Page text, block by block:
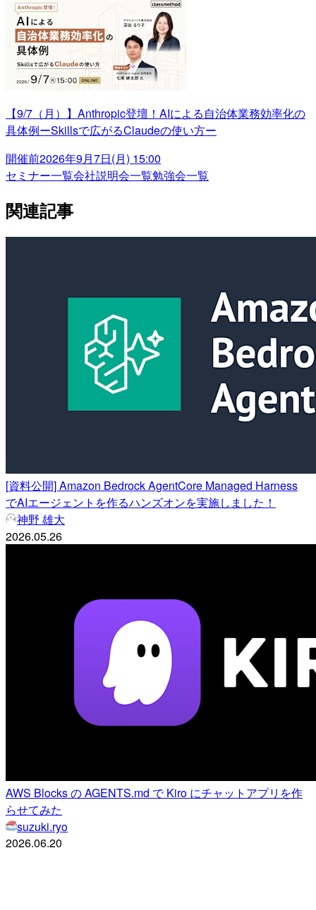
【9/7（月）】Anthropic登壇！AIによる自治体業務効率化の
具体例ーSkillsで広がるClaudeの使い方ー
開催前2026年9月7日(月) 15:00
セミナー一覧会社説明会一覧勉強会一覧
関連記事
[資料公開] Amazon Bedrock AgentCore Managed Harness
でAIエージェントを作るハンズオンを実施しました！
神野 雄大
2026.05.26
AWS Blocks の AGENTS.md で Kiro にチャットアプリを作
らせてみた
suzuki.ryo
2026.06.20